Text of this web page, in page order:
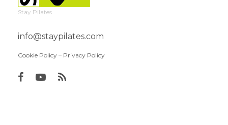
Stay Pilates
info@staypilates.com
Cookie Policy – Privacy Policy